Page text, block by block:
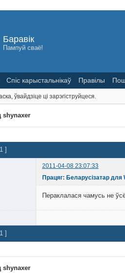
Баравік
Пампуй сваё!
Спіс карыстальнікаў Правілы
ўвайдзіце ці зарэгіструйцеся.
shynaxer
]
2011-04-08 23:07:33
Працяг: Беларусізатар для
Пераклалася чамусь не
]
shynaxer